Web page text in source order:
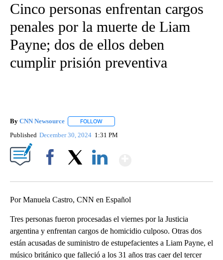
Cinco personas enfrentan cargos
penales por la muerte de Liam
Payne; dos de ellos deben
cumplir prisión preventiva
By CNN Newsource FOLLOW
Published December 30, 2024 1:31 PM
Por Manuela Castro, CNN en Español
Tres personas fueron procesadas el viernes por la Justicia
argentina y enfrentan cargos de homicidio culposo. Otras dos
están acusadas de suministro de estupefacientes a Liam Payne, el
músico británico que falleció a los 31 años tras caer del tercer